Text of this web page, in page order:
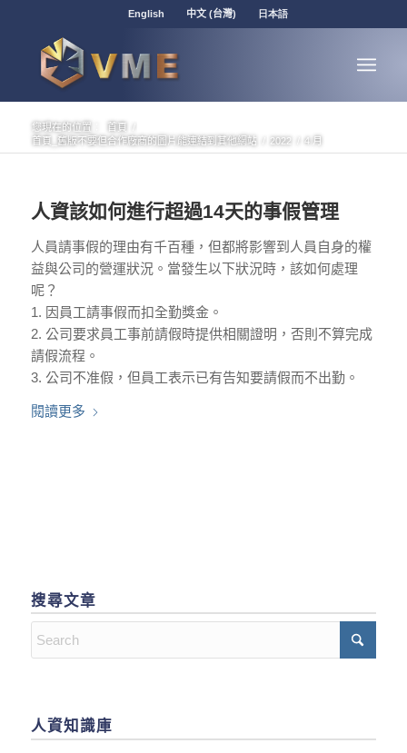
English 中文 (台灣) 日本語
您現在的位置： 首頁
首頁_舊版不要但合作廠商的圖片能連結到其他網站
2022 4 月
人資該如何進行超過14天的事假管理
人員請事假的理由有千百種，但都將影響到人員自身的權
益與公司的營運狀況。當發生以下狀況時，該如何處理
呢？
1. 因員工請事假而扣全勤獎金。
2. 公司要求員工事前請假時提供相關證明，否則不算完成
請假流程。
3. 公司不准假，但員工表示已有告知要請假而不出勤。
閱讀更多
搜尋文章
人資知識庫